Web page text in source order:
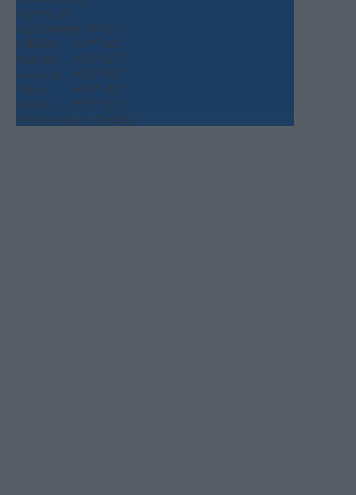
Πέμπτη, 06
Παρασκευή+34°+26°
Σάββατο
+37°+25°
Κυριακή
+39°+27°
Δευτέρα
+33°+26°
Τρίτη
+35°+24°
Τετάρτη
+37°+24°
Πρόγνωση για 7 μέρες